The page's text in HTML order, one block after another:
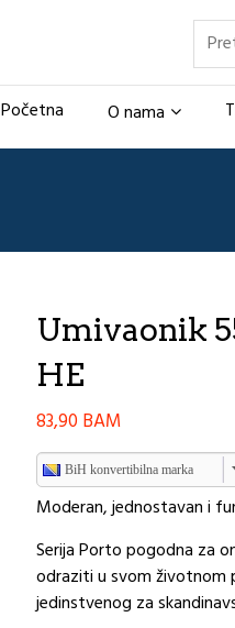
Početna O nama
Umivaonik
HE
83,90 BAM
BiH konvertibilna marka
Moderan, jednostavan i
Serija Porto pogodna za
odraziti u svom životnom
jedinstvenog za